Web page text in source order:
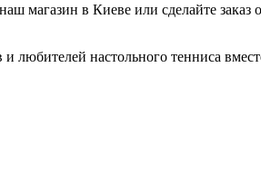
магазин в Киеве или сделайте
любителей настольного тенниса